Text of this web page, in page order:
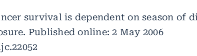
survival is dependent on season of
Published online: 2 May 2006